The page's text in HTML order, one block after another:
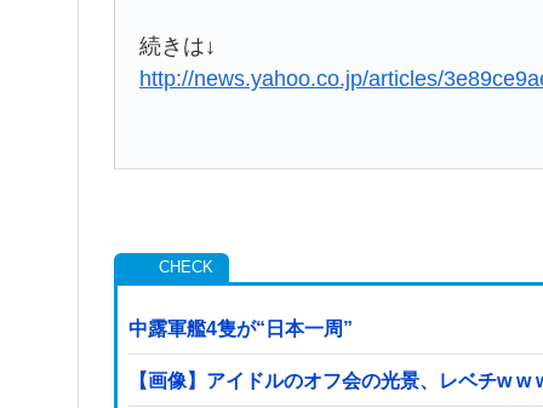
続きは↓
http://news.yahoo.co.jp/articles/
中露軍艦4隻が“日本一周”
【画像】アイドルのオフ会の光景、レベチw w